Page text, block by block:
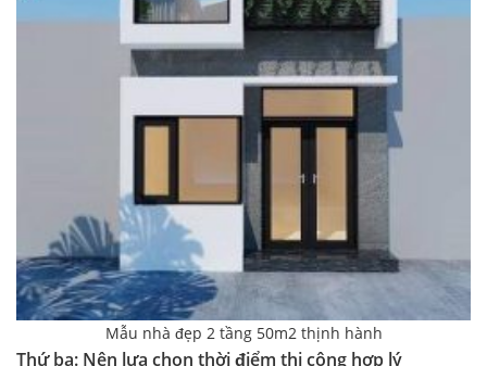
Mẫu nhà đẹp 2 tầng 50m2 thịnh hành
Thứ ba: Nên lựa chọn thời điểm thi công hợp lý